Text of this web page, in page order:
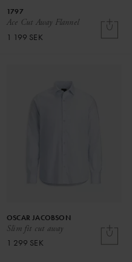
Ace Cut Away Flannel
1797
1 199 SEK
Slim fit cut away
OSCAR JACOBSON
1 299 SEK